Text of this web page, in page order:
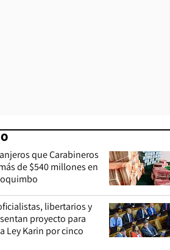
que Carabineros
de $540 millones en
libertarios y
proyecto para
Ley Karin por cinco